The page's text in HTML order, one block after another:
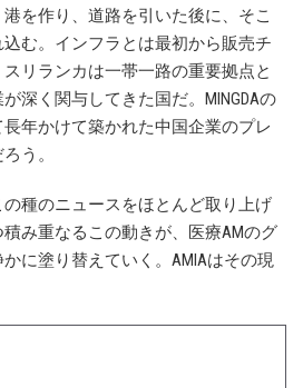
を作り、道路を引いた後に、そこ
む。インフラとは最初から販売チ
リランカは一帯一路の重要拠点と
深く関与してきた国だ。MINGDAの
年かけて築かれた中国企業のプレ
う。
種のニュースをほとんど取り上げ
み重なるこの動きが、医療AMのグ
に塗り替えていく。AMIAはその現